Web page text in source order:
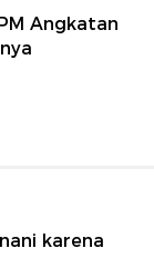
Angkatan
karena